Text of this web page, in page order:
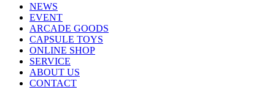
NEWS
EVENT
ARCADE GOODS
CAPSULE TOYS
ONLINE SHOP
SERVICE
ABOUT US
CONTACT